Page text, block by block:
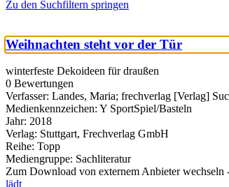
Zu den Suchfiltern springen
Weihnachten steht vor der Tür
winterfeste Dekoideen für draußen
0 Bewertungen
Verfasser: Landes, Maria; frechverlag [Verlag]
Medienkennzeichen: Y SportSpiel/Basteln
Jahr: 2018
Verlag: Stuttgart, Frechverlag GmbH
Reihe: Topp
Mediengruppe: Sachliteratur
Zum Download von externem Anbieter wechseln
lädt